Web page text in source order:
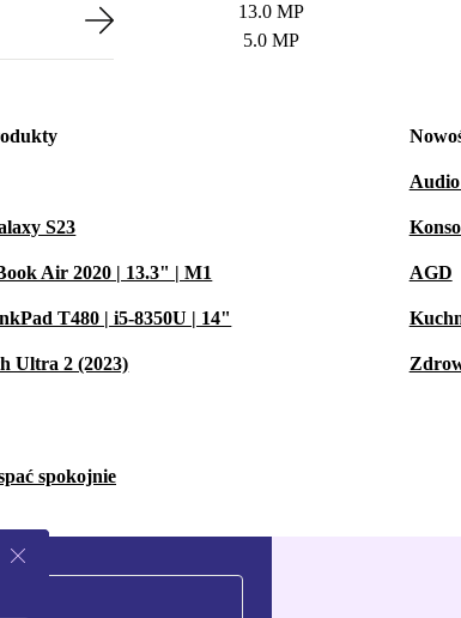
13.0 MP
5.0 MP
S23
Air 2020 | 13.3" | M1
T480 | i5-8350U | 14"
Ultra 2 (2023)
Audio
AGD
spokojnie